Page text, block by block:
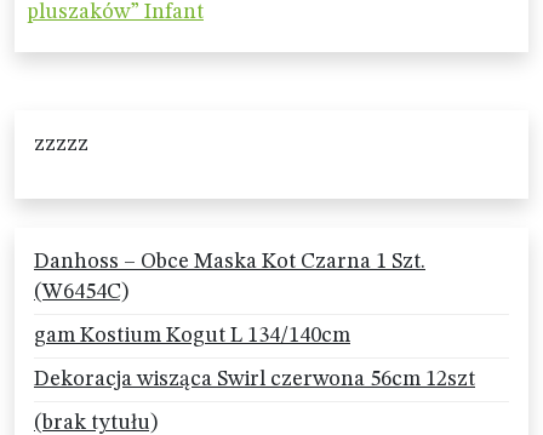
pluszaków” Infant
zzzzz
Danhoss – Obce Maska Kot Czarna 1 Szt.
(W6454C)
gam Kostium Kogut L 134/140cm
Dekoracja wisząca Swirl czerwona 56cm 12szt
(brak tytułu)